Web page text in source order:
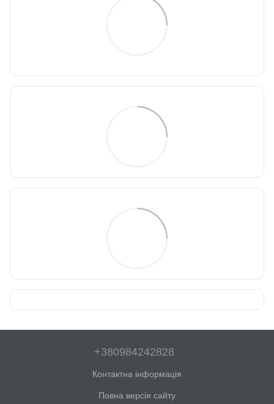
+380984242828
Контактна інформація
Повна версія сайту